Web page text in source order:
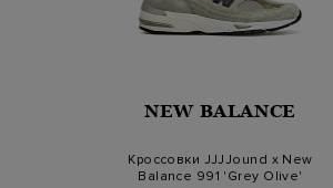
NEW BALANCE
Кроссовки JJJJound x New
Balance 991 'Grey Olive'